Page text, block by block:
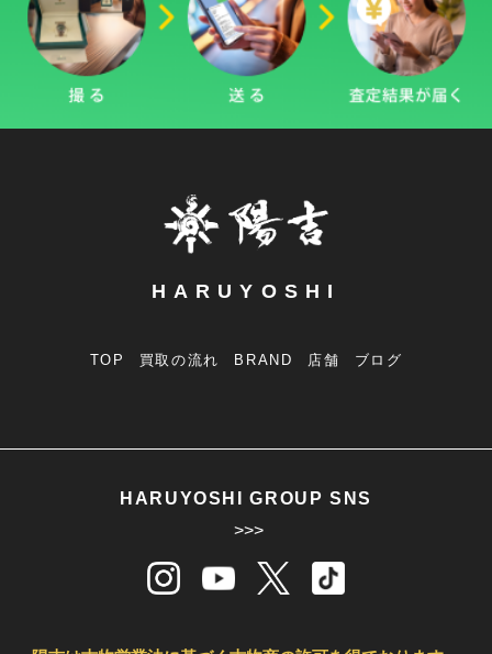
HARUYOSHI
TOP 買取の流れ BRAND 店舗 ブログ
HARUYOSHI GROUP SNS
>>>